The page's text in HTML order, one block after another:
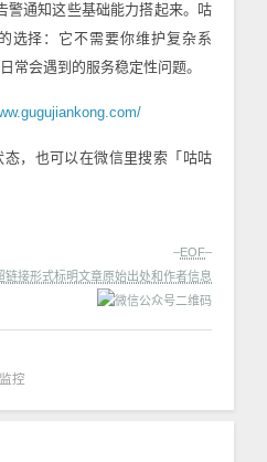
警通知这些基础能力搭起来。咕
选择：它不需要你维护复杂系
常会遇到的服务稳定性问题。
，也可以在微信里搜索「咕咕
–EOF–
链接形式标明文章原始出处和作者信息
控